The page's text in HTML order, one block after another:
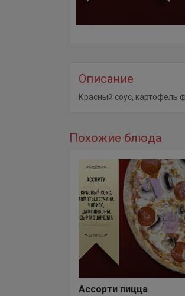
Описание
Красный соус, картофель
Похожие блюда
Ассорти пицца